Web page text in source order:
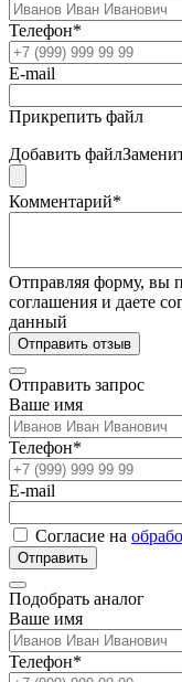
Телефон*
E-mail
Прикрепить файл
Добавить файл
Комментарий*
Отправляя форму, вы
соглашения и даете
данный
Отправить отзыв
Отправить запрос
Ваше имя
Телефон*
E-mail
Согласие на
Отправить
Подобрать аналог
Ваше имя
Телефон*